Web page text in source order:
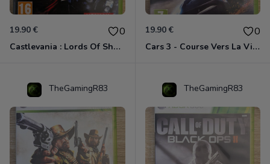
19.90 € 0
Castlevania : Lords Of Shadow Xbox 360
19.90 € 0
Cars 3 - Course Vers La Victoire Xbox 360
TheGamingR83 TheGamingR83